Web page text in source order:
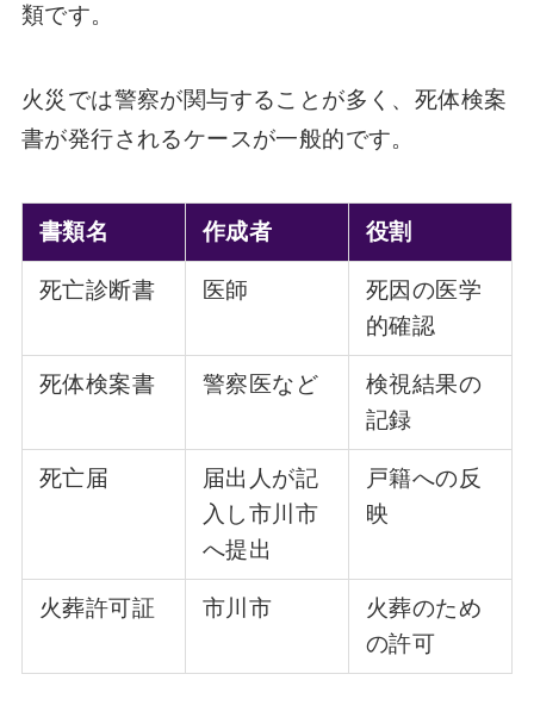
類です。
火災では警察が関与することが多く、死体検案
書が発行されるケースが一般的です。
書類名 作成者 役割
死亡診断書 医師
死因の医学
的確認
死体検案書 警察医など
検視結果の
記録
死亡届
届出人が記
入し市川市
へ提出
戸籍への反
映
火葬許可証 市川市
火葬のため
の許可